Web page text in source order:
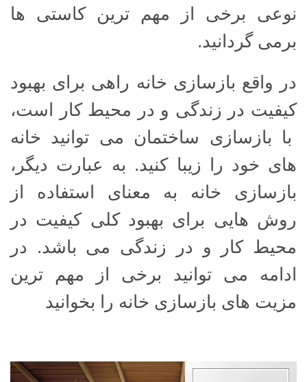
نوعی برخی از مهم ترین کاستی ها
برمی گردانید.
در واقع بازسازی خانه راهی برای بهبود
کیفیت در زندگی و در محیط کار است،
با بازسازی ساختمان می توانید خانه
های خود را زیبا کنید. به عبارت دیگر،
بازسازی خانه به معنای استفاده از
روش هایی برای بهبود کلی کیفیت در
محیط کار و در زندگی می باشد. در
ادامه می توانید برخی از مهم ترین
مزیت های بازسازی خانه را بخوانید
نمایشگر